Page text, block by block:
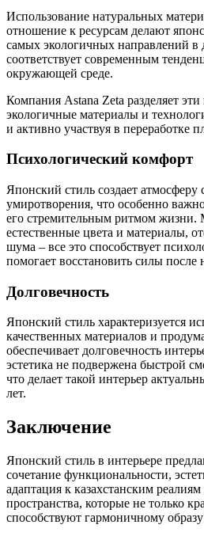
Использование натуральных
отношение к ресурсам делают
самых экологичных направлений в
соответствует современным
окружающей среде.
Компания Astana Zeta разделяет
экологичные материалы и
и активно участвуя в переработке
Психологический комфорт
Японский стиль создает атмосферу
умиротворения, что особенно
его стремительным ритмом
естественные цвета и материалы,
шума – все это способствует
помогает восстановить силы после
Долговечность
Японский стиль характеризуется
качественных материалов и
обеспечивает долговечность
эстетика не подвержена быстрой
что делает такой интерьер
лет.
Заключение
Японский стиль в интерьере
сочетание функциональности,
адаптация к казахстанским реалиям
пространства, которые не только
способствуют гармоничному